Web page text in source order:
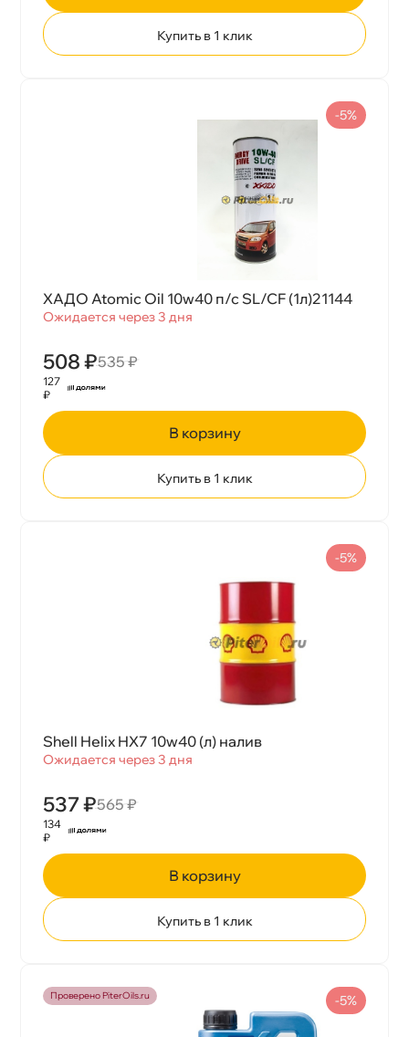
Купить в 1 клик
ХАДО Atomic Oil 10w40 п/с SL/CF (1л)21144
Ожидается через 3 дня
508 ₽535 ₽
-5%
127
₽
корзину
Купить в 1 клик
Shell Helix HX7 10w40 (л) нали
Ожидается через 3 дня
537 ₽565 ₽
-5%
134
₽
корзину
Купить в 1 клик
Проверено PiterOils.ru -5%